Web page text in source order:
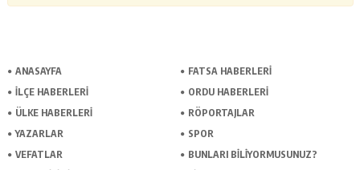
ANASAYFA
FATSA HABERLERI
İLÇE HABERLERI
ORDU HABERLERI
ÜLKE HABERLERI
RÖPORTAJLAR
YAZARLAR
SPOR
VEFATLAR
BUNLARI BILIYORMUSUNUZ?